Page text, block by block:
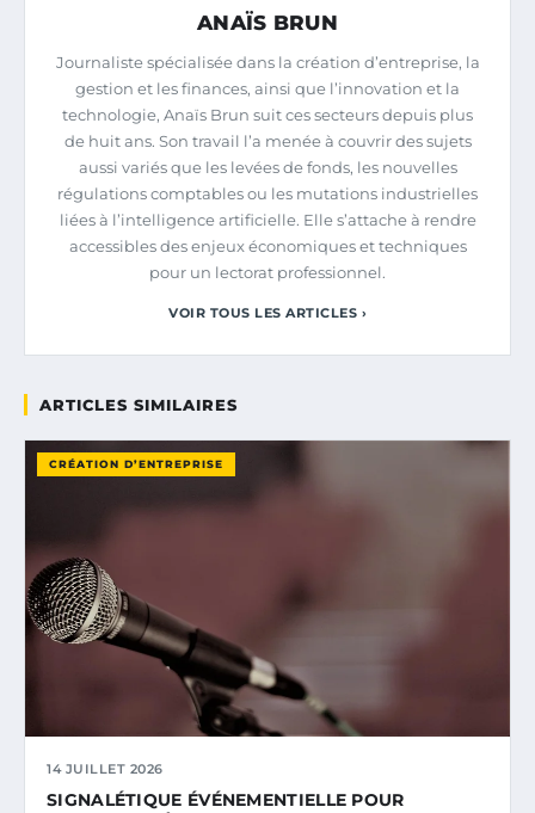
ANAÏS BRUN
Journaliste spécialisée dans la création d’entreprise, la
gestion et les finances, ainsi que l’innovation et la
technologie, Anaïs Brun suit ces secteurs depuis plus
de huit ans. Son travail l’a menée à couvrir des sujets
aussi variés que les levées de fonds, les nouvelles
régulations comptables ou les mutations industrielles
liées à l’intelligence artificielle. Elle s’attache à rendre
accessibles des enjeux économiques et techniques
pour un lectorat professionnel.
VOIR TOUS LES ARTICLES ›
ARTICLES SIMILAIRES
CRÉATION D’ENTREPRISE
14 JUILLET 2026
SIGNALÉTIQUE ÉVÉNEMENTIELLE POUR